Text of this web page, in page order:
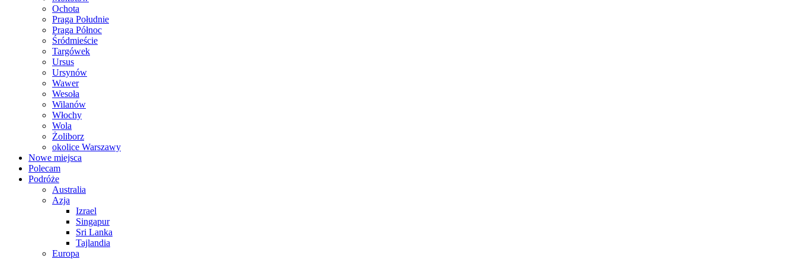
Ochota
Praga Południe
Praga Północ
Śródmieście
Targówek
Ursus
Ursynów
Wawer
Wesoła
Wilanów
Włochy
Wola
Żoliborz
okolice Warszawy
Nowe miejsca
Polecam
Podróże
Australia
Azja
Izrael
Singapur
Sri Lanka
Tajlandia
Europa